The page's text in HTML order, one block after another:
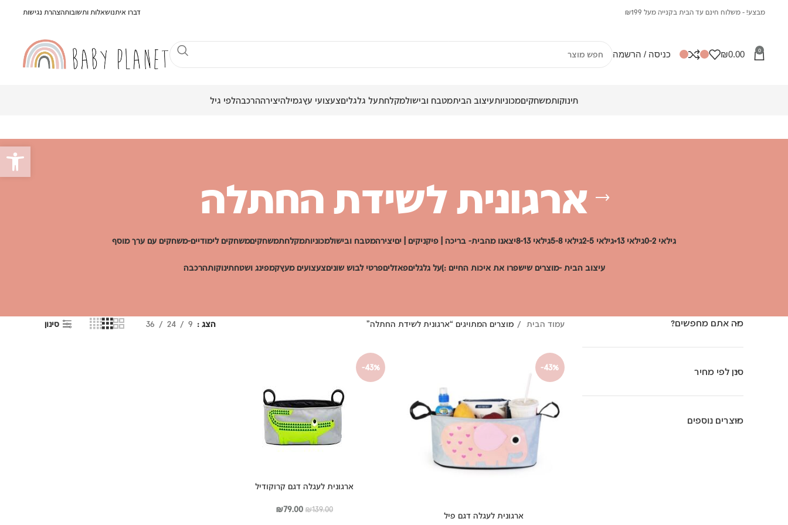
מבצע! - משלוח חינם עד הבית בקנייה מעל ₪199 דברו איתנושאלות ותשובותהצהרת נגישות
0
₪0.00 כניסה / הרשמה
תינוקותמשחקיםמכוניותעיצוב הביתמטבח ובישולמקלחתעל גלגליםצעצועי עץגמילהיצירההרכבהלפי גיל
ארגונית לשידת החתלה
גילאי 0-2 גילאי 13+ גילאי 2-5 גילאי 5-8 גילאי 8-13 יצאנו מהבית- בריכה | פיקניקים | יםיצירהמטבח ובישולמכוניותמקלחתמשחקיםמשחקים לימודיים-משחקים עם ערך מוסף
עיצוב הבית -מוצרים שישפרו את איכות החיים :)על גלגליםפאזליםפרטי לבוש שוניםצעצועים מעץקמפינג ושטחתינוקותהרכבה
מה אתם מחפשים?
סנן לפי מחיר
מוצרים נוספים
עמוד הבית מוצרים המתויגים “ארגונית לשידת החתלה” הצג 9
24
36 סינון
-43%
ארגונית לעגלה דגם פיל
-43%
ארגונית לעגלה דגם קרוקודיל
₪139.00
המחיר₪79.00
המחיר
פתח